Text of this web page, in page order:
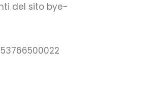
del sito bye-